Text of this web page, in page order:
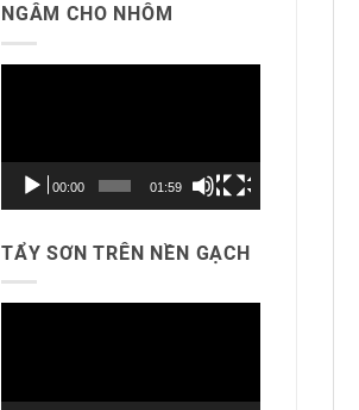
NGÂM CHO NHÔM
00:00 01:59
TẨY SƠN TRÊN NỀN GẠCH